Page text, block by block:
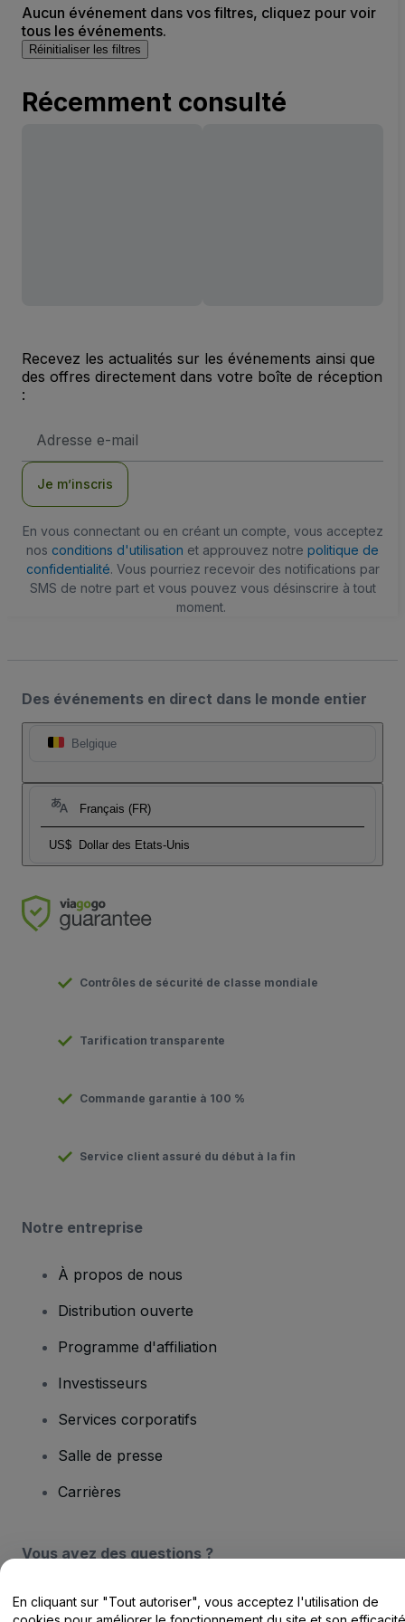
Aucun événement dans vos filtres, cliquez pour voir
tous les événements.
Réinitialiser les filtres
Récemment consulté
Recevez les actualités sur les événements ainsi que
des offres directement dans votre boîte de réception
:
e-
Je m’inscris
En vous connectant ou en créant un compte, vous acceptez
nos conditions d'utilisation et approuvez notre politique de
confidentialité. Vous pourriez recevoir des notifications par
SMS de notre part et vous pouvez vous désinscrire à tout
moment.
Des événements en direct dans le monde entier
Belgique
Français (FR)
US$ Dollar des Etats-Unis
Contrôles de sécurité de classe mondiale
Tarification transparente
Commande garantie à 100 %
Service client assuré du début à la fin
Notre entreprise
À propos de nous
Distribution ouverte
Programme d'affiliation
Investisseurs
Services corporatifs
Salle de presse
Carrières
Vous avez des questions ?
Centre d'assistance / Nous contacter
En cliquant sur "Tout autoriser", vous acceptez l'utilisation de